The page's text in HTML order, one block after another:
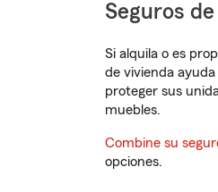
Seguros
Si alquila o es
de vivienda
proteger sus
muebles.
Combine su
opciones.